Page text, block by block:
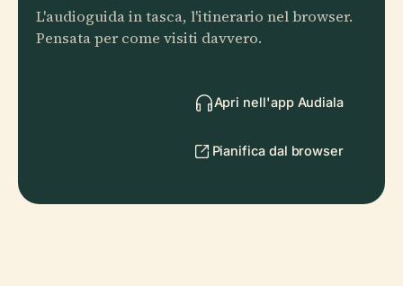
L'audioguida in tasca, l'itinerario nel browser.
Pensata per come visiti davvero.
Apri nell'app Audiala
Pianifica dal browser